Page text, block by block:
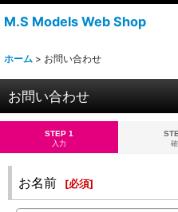
M.S Models Web Shop
ホーム > お問い合わせ
お問い合わせ
STEP 1
入力
お名前 [必須]